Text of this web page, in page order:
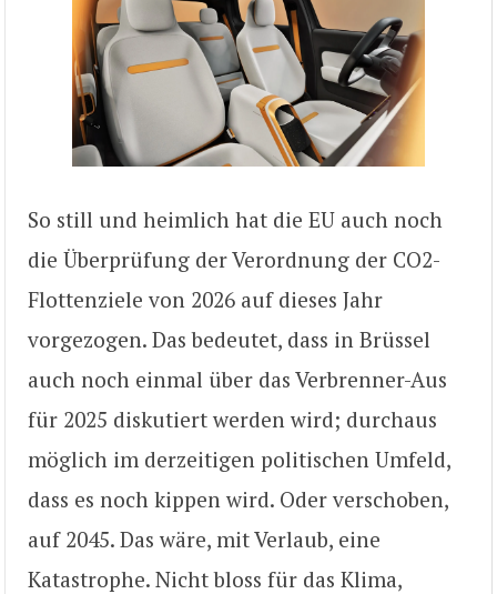
So still und heimlich hat die EU auch noch
die Überprüfung der Verordnung der CO2-
Flottenziele von 2026 auf dieses Jahr
vorgezogen. Das bedeutet, dass in Brüssel
auch noch einmal über das Verbrenner-Aus
für 2025 diskutiert werden wird; durchaus
möglich im derzeitigen politischen Umfeld,
dass es noch kippen wird. Oder verschoben,
auf 2045. Das wäre, mit Verlaub, eine
Katastrophe. Nicht bloss für das Klima,